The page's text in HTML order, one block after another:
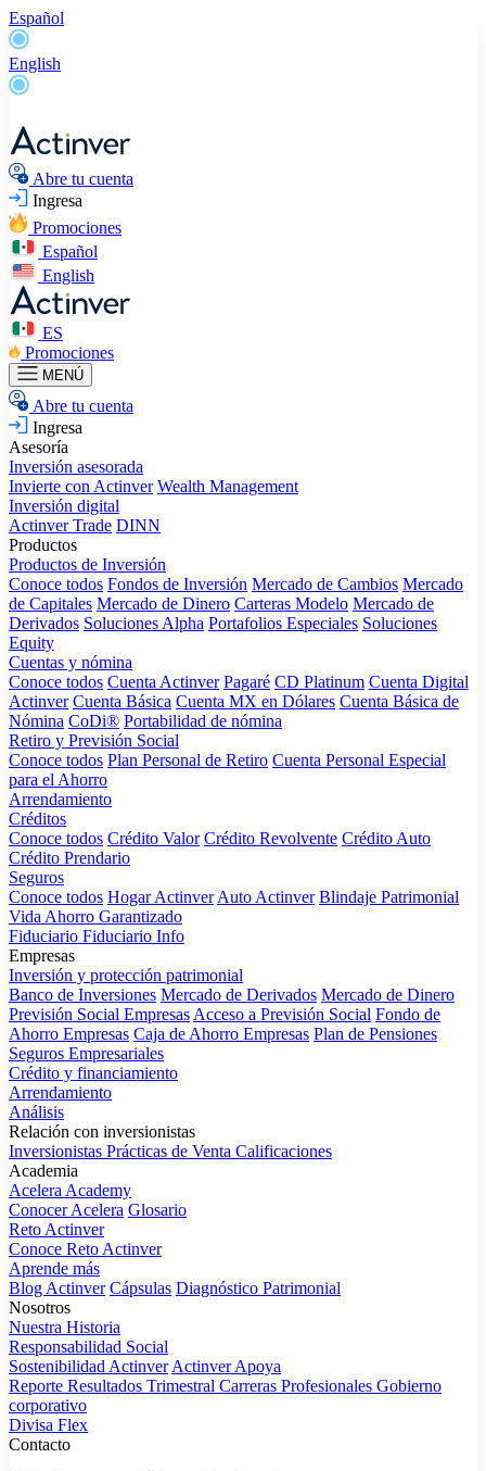
Español
English
Abre tu cuenta
Ingresa
Promociones
Español
English
ES
Promociones
MENÚ
Abre tu cuenta
Ingresa
Asesoría
Inversión asesorada
Invierte con Actinver Wealth Management
Inversión digital
Actinver Trade DINN
Productos
Productos de Inversión
Conoce todos Fondos de Inversión Mercado de Cambios Mercado
de Capitales Mercado de Dinero Carteras Modelo Mercado de
Derivados Soluciones Alpha Portafolios Especiales Soluciones
Equity
Cuentas y nómina
Conoce todos Cuenta Actinver Pagaré CD Platinum Cuenta Digital
Actinver Cuenta Básica Cuenta MX en Dólares Cuenta Básica de
Nómina CoDi® Portabilidad de nómina
Retiro y Previsión Social
Conoce todos Plan Personal de Retiro Cuenta Personal Especial
para el Ahorro
Arrendamiento
Créditos
Conoce todos Crédito Valor Crédito Revolvente Crédito Auto
Crédito Prendario
Seguros
Conoce todos Hogar Actinver Auto Actinver Blindaje Patrimonial
Vida Ahorro Garantizado
Fiduciario Fiduciario Info
Empresas
Inversión y protección patrimonial
Banco de Inversiones Mercado de Derivados Mercado de Dinero
Previsión Social Empresas Acceso a Previsión Social Fondo de
Ahorro Empresas Caja de Ahorro Empresas Plan de Pensiones
Seguros Empresariales
Crédito y financiamiento
Arrendamiento
Análisis
Relación con inversionistas
Inversionistas Prácticas de Venta Calificaciones
Academia
Acelera Academy
Conocer Acelera Glosario
Reto Actinver
Conoce Reto Actinver
Aprende más
Blog Actinver Cápsulas Diagnóstico Patrimonial
Nosotros
Nuestra Historia
Responsabilidad Social
Sostenibilidad Actinver Actinver Apoya
Reporte Resultados Trimestral Carreras Profesionales Gobierno
corporativo
Divisa Flex
Contacto